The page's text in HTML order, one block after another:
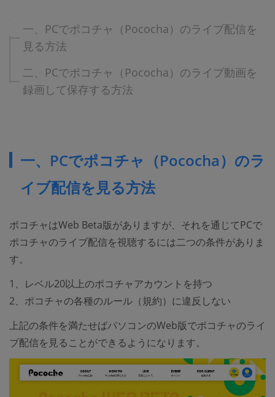
一、PCでポコチャ（Pococha）のライブ配信を
見る方法
二、PCでポコチャ（Pococha）のライブ動画を
録画して保存する方法
一、PCでポコチャ（Pococha）のラ
イブ配信を見る方法
ポコチャはWeb Beta版がありますが、それを通じてPCで
ポコチャのライブ配信を視聴するには二つの条件がありま
す。
1、レベル20以上のポコチャアカウントを持つ
2、ポコチャの各種のルール（規約）に違反しない
上記の条件を満たせばパソコンのWeb版でポコチャのライ
ブ配信を見ることができるようになります。